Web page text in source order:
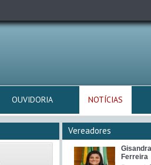
OUVIDORIA NOTÍCIAS
Vereadores
Ferreira